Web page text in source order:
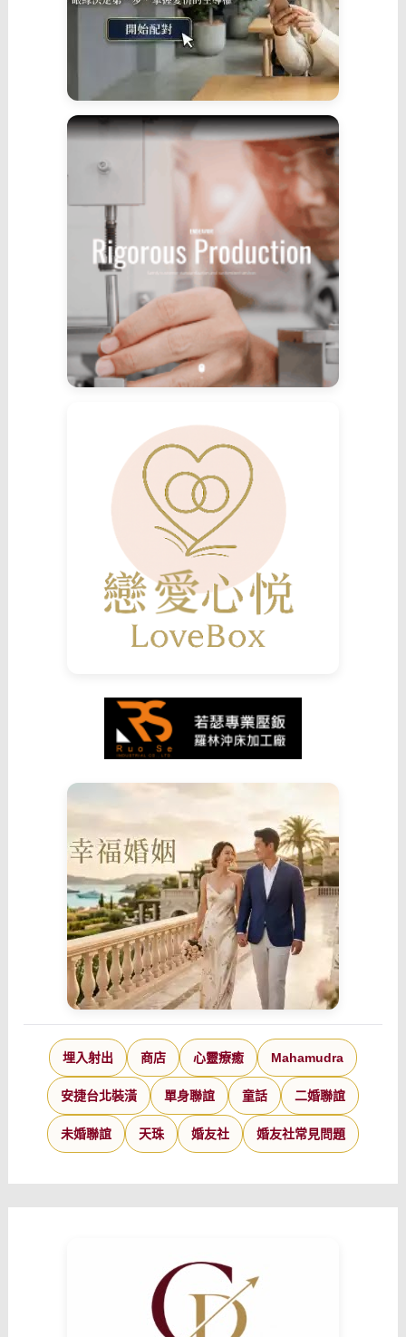
埋入射出 商店 心靈療癒 Mahamudra
安捷台北裝潢 單身聯誼 童話 二婚聯誼
未婚聯誼 天珠 婚友社 婚友社常見問題